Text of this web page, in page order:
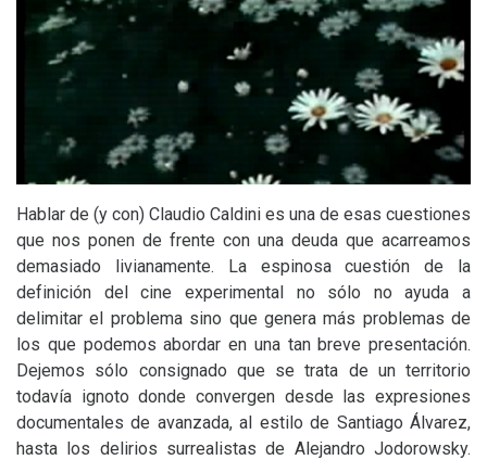
Hablar de (y con) Claudio Caldini es una de esas cuestiones
que nos ponen de frente con una deuda que acarreamos
demasiado livianamente. La espinosa cuestión de la
definición del cine experimental no sólo no ayuda a
delimitar el problema sino que genera más problemas de
los que podemos abordar en una tan breve presentación.
Dejemos sólo consignado que se trata de un territorio
todavía ignoto donde convergen desde las expresiones
documentales de avanzada, al estilo de Santiago Álvarez,
hasta los delirios surrealistas de Alejandro Jodorowsky.